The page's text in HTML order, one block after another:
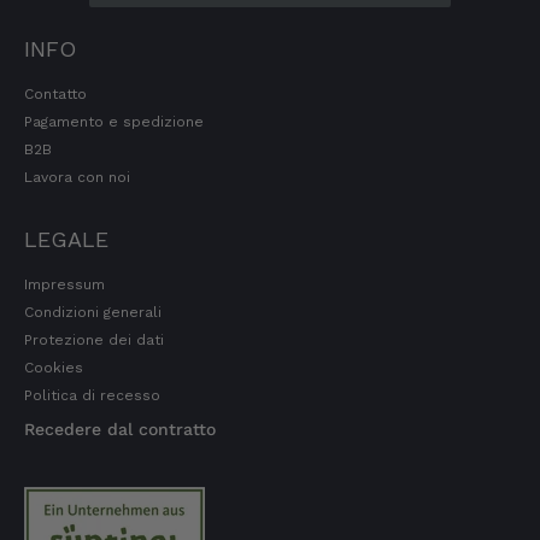
INFO
Contatto
Pagamento e spedizione
B2B
Lavora con noi
LEGALE
Impressum
Condizioni generali
Protezione dei dati
Cookies
Politica di recesso
Recedere dal contratto
Ottimo pacchetto degustazione, consegna
veloce. Eccellente
Kerstin